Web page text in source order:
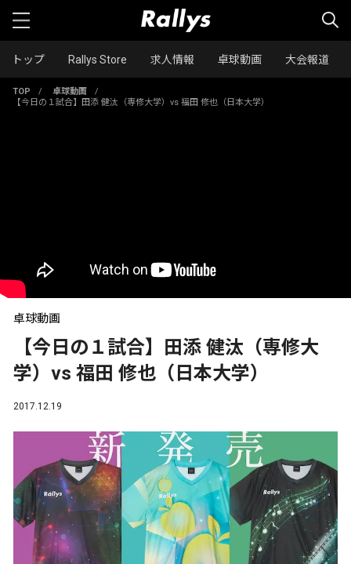
トップ Rallys Store 求人情報 卓球動画 大会報道
TOP / 卓球動画
/
【今日の１試合】田添 健汰（専修大学）vs 福田 修也（日本大学）
卓球動画
【今日の１試合】田添 健汰（専修大
学）vs 福田 修也（日本大学）
2017.12.19